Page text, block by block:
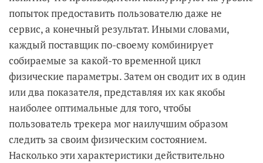
попыток предоставить пользователю даже не
сервис, а конечный результат. Иными словами,
каждый поставщик по-своему комбинирует
собираемые за какой-то временной цикл
физические параметры. Затем он сводит их в один
или два показателя, представляя их как якобы
наиболее оптимальные для того, чтобы
пользователь трекера мог наилучшим образом
следить за своим физическим состоянием.
Насколько эти характеристики действительно